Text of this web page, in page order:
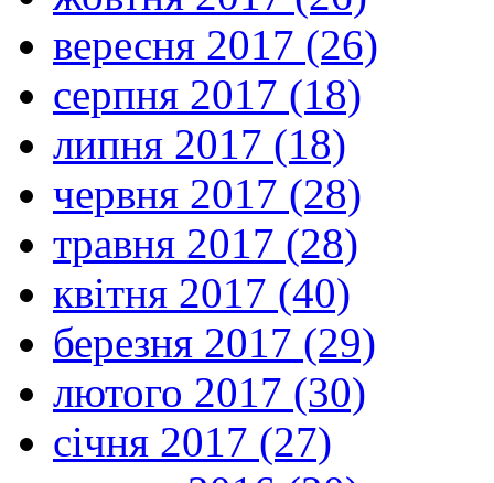
вересня 2017 (26)
серпня 2017 (18)
липня 2017 (18)
червня 2017 (28)
травня 2017 (28)
квітня 2017 (40)
березня 2017 (29)
лютого 2017 (30)
січня 2017 (27)